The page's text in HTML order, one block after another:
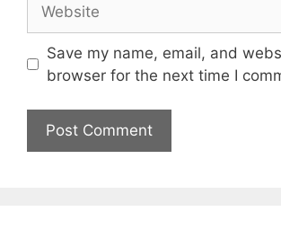
Save my name, email, and
browser for the next time I